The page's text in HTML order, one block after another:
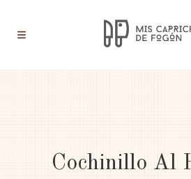
Cochinillo Al